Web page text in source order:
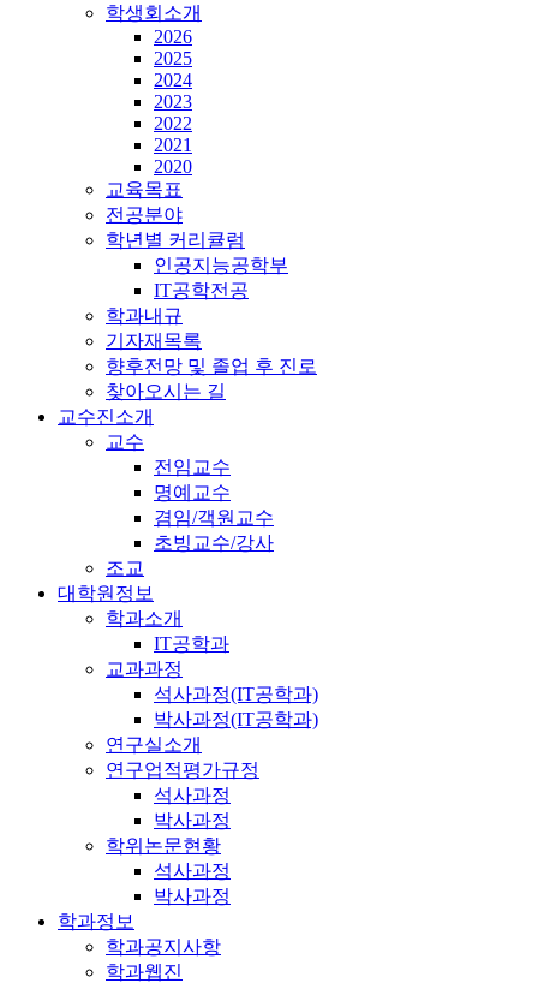
학생회소개
2026
2025
2024
2023
2022
2021
2020
교육목표
전공분야
학년별 커리큘럼
인공지능공학부
IT공학전공
학과내규
기자재목록
향후전망 및 졸업 후 진로
찾아오시는 길
교수진소개
교수
전임교수
명예교수
겸임/객원교수
초빙교수/강사
조교
대학원정보
학과소개
IT공학과
교과과정
석사과정(IT공학과)
박사과정(IT공학과)
연구실소개
연구업적평가규정
석사과정
박사과정
학위논문현황
석사과정
박사과정
학과정보
학과공지사항
학과웹진